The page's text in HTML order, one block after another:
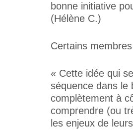
bonne initiative
(Hélène C.)
Certains
« Cette idée qui
séquence dans le
complètement à
comprendre (ou
les enjeux de